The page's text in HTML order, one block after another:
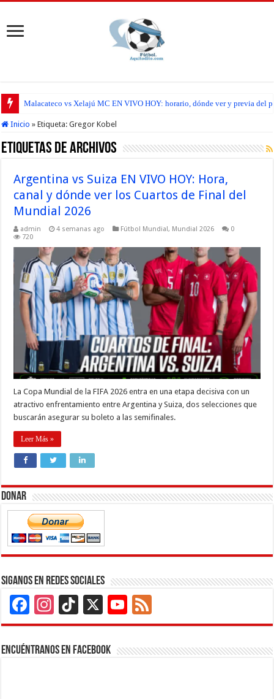
Malacateco vs Xelajú MC EN VIVO HOY: horario, dónde ver y previa del
Inicio » Etiqueta:Gregor Kobel
Etiquetas de Archivos
Argentina vs Suiza EN VIVO HOY: Hora,
canal y dónde ver los Cuartos de Final del
Mundial 2026
admin 4 semanas ago Fútbol Mundial, Mundial 2026
0
720
La Copa Mundial de la FIFA 2026 entra en una etapa decisiva con un
atractivo enfrentamiento entre Argentina y Suiza, dos selecciones que
buscarán asegurar su boleto a las semifinales.
Leer Más »
Donar
Siganos en Redes Sociales
Facebook
Instagram
TikTok
X
YouTube
Channel
Encuéntranos en Facebook